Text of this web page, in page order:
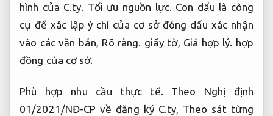
hình của C.ty. Tối ưu nguồn lực. Con dấu là công
cụ để xác lập ý chí của cơ sở đóng dấu xác nhận
vào các văn bản, Rõ ràng. giấy tờ, Giá hợp lý. hợp
đồng của cơ sở.
Phù hợp nhu cầu thực tế.
Theo Nghị định
01/2021/NĐ-CP về đăng ký C.ty, Theo sát từng